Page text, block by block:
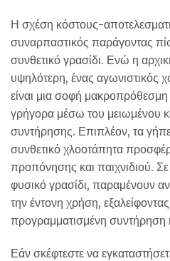
Η σχέση κόστους-
συναρπαστικός παράγοντας
συνθετικό γρασίδι. Ενώ η
υψηλότερη, ένας αγωνιστικός
είναι μια σοφή
γρήγορα μέσω του μειωμένου
συντήρησης. Επιπλέον, τα
συνθετικό χλοοτάπητα
προπόνησης και παιχνιδιού.
φυσικό γρασίδι, παραμένουν
την έντονη χρήση,
προγραμματισμένη συντήρηση
Εάν σκέφτεστε να